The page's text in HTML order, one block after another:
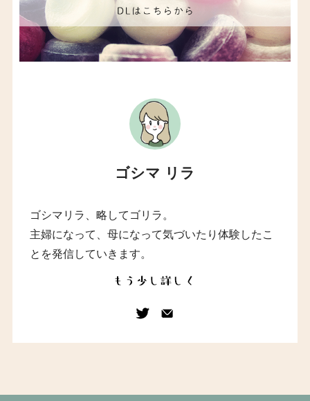
ゴシマ リラ
ゴシマリラ、略してゴリラ。
主婦になって、母になって気づいたり体験したこ
とを発信していきます。